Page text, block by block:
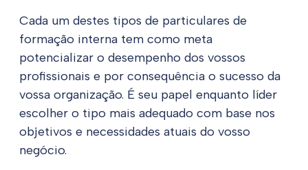
Cada um destes tipos de particulares de
formação interna tem como meta
potencializar o desempenho dos vossos
profissionais e por consequência o sucesso da
vossa organização. É seu papel enquanto líder
escolher o tipo mais adequado com base nos
objetivos e necessidades atuais do vosso
negócio.